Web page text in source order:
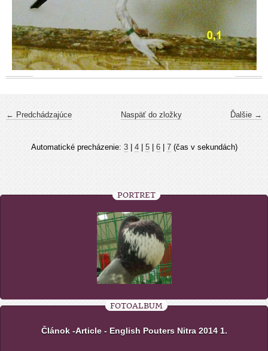
← Predchádzajúce Ďalšie →
Naspäť do zložky
Automatické precházenie: 3| 4| 5| 6| 7(čas v sekundách)
PORTRÉT
FOTOALBUM
Článok -Article - English Pouters Nitra 2014 1.